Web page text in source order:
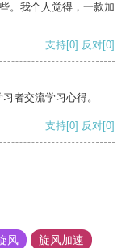
。我个人觉得，一款加
支持[0] 反对[0]
者交流学习心得。
支持[0] 反对[0]
风 旋风加速